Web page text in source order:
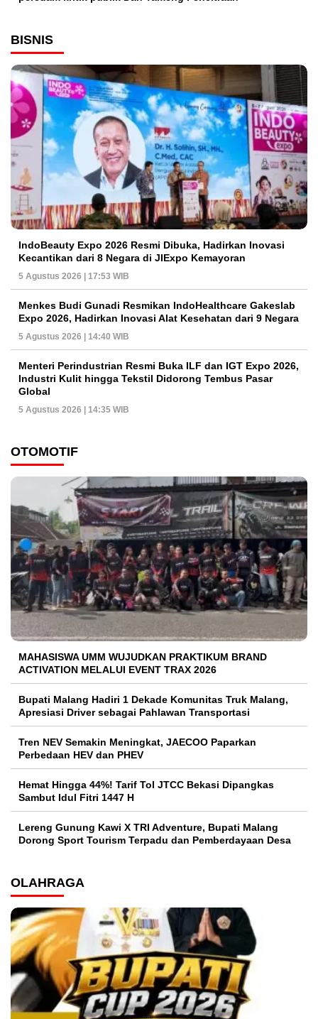
BISNIS
IndoBeauty Expo 2026 Resmi Dibuka, Hadirkan Inovasi
Kecantikan dari 8 Negara di JIExpo Kemayoran
5 Agustus 2026 | 17:53 WIB
Menkes Budi Gunadi Resmikan IndoHealthcare Gakeslab
Expo 2026, Hadirkan Inovasi Alat Kesehatan dari 9 Negara
5 Agustus 2026 | 14:40 WIB
Menteri Perindustrian Resmi Buka ILF dan IGT Expo 2026,
Industri Kulit hingga Tekstil Didorong Tembus Pasar
Global
5 Agustus 2026 | 14:35 WIB
OTOMOTIF
MAHASISWA UMM WUJUDKAN PRAKTIKUM BRAND
ACTIVATION MELALUI EVENT TRAX 2026
Bupati Malang Hadiri 1 Dekade Komunitas Truk Malang,
Apresiasi Driver sebagai Pahlawan Transportasi
Tren NEV Semakin Meningkat, JAECOO Paparkan
Perbedaan HEV dan PHEV
Hemat Hingga 44%! Tarif Tol JTCC Bekasi Dipangkas
Sambut Idul Fitri 1447 H
Lereng Gunung Kawi X TRI Adventure, Bupati Malang
Dorong Sport Tourism Terpadu dan Pemberdayaan Desa
OLAHRAGA